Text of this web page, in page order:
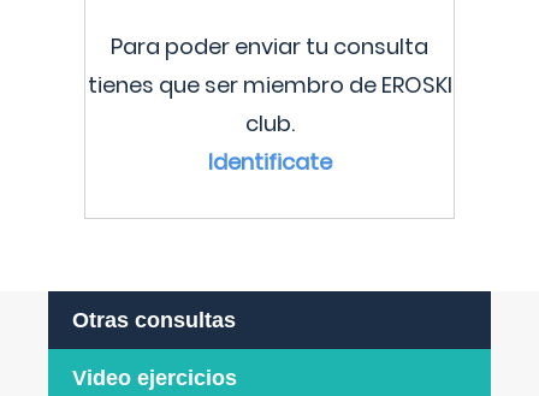
Para poder enviar tu consulta
tienes que ser miembro de EROSKI
club.
Identificate
Otras consultas
Video ejercicios